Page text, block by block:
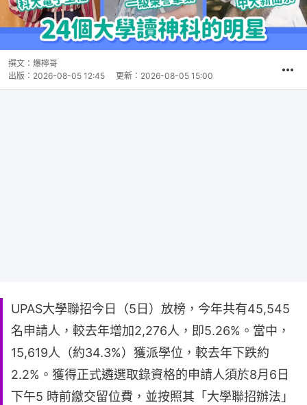
撰文： 爆檸哥
出版： 2026-08-05 12:45 更新： 2026-08-05 15:00
UPAS大學聯招今日（5日）放榜，今年共有45,545
名申請人，較去年增加2,276人，即5.26%。當中，
15,619人（約34.3%）獲派學位，較去年下跌約
2.2%。獲得正式遴選取錄資格的申請人須於8月6日
下午5 時前繳交留位費，並按照其「大學聯招辦法」